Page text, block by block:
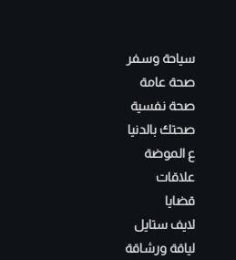
سياحة وسفر
صحة عامة
صحة نفسية
صحتك بالدنيا
ع الموضة
علاقات
قضايا
لايف ستايل
لياقة ورشاقة